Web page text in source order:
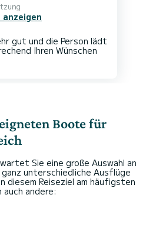
gut und die Person lädt
Ihren Wünschen
Boote für
Sie eine große Auswahl an
unterschiedliche Ausflüge
diesem Reiseziel am häufigsten
andere: